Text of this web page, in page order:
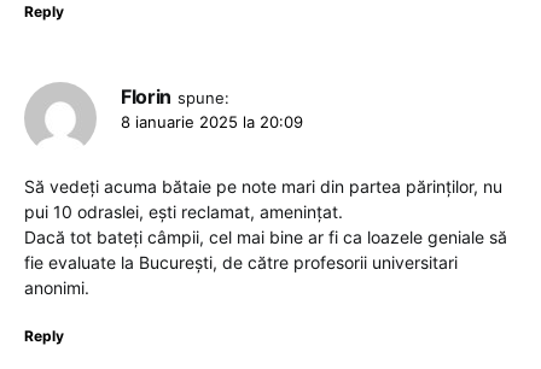
Reply
Florin spune:
8 ianuarie 2025 la 20:09
Să vedeți acuma bătaie pe note mari din partea părinților, nu
pui 10 odraslei, ești reclamat, amenințat.
Dacă tot bateți câmpii, cel mai bine ar fi ca loazele geniale să
fie evaluate la București, de către profesorii universitari
anonimi.
Reply